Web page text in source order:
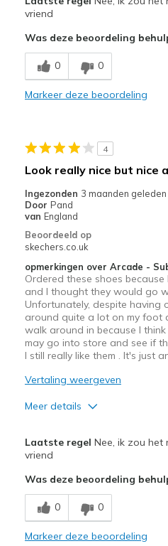
Attractive Design
Minpunten
Easy to get dirty
Beste toepassingen
Travel
Width
Feels true
Sizing
Feels true
View On Shoes
vriend
Was deze beoordeling
0 0
Markeer deze beoordeling
4
Look really nice but nice
Ingezonden 3 maanden geleden
Door Pand
van England
Beoordeeld op
skechers.co.uk
opmerkingen over Arcade -
Ordered these shoes
and I thought they would go
Unfortunately, despite having
around quite a lot on my foot
walk around in because I
may go into store and see if
I still really like them . It's just
Vertaling weergeven
Meer details
Attractive Design
Width
Feels true
Sizing
Laatste regel Nee, ik zou het
vriend
Was deze beoordeling
0 0
Markeer deze beoordeling